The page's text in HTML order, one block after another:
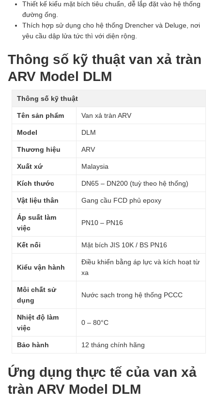
Thiết kế kiểu mặt bích tiêu chuẩn, dễ lắp đặt vào hệ thống
đường ống.
Thích hợp sử dụng cho hệ thống Drencher và Deluge, nơi
yêu cầu dập lửa tức thì với diện rộng.
Thông số kỹ thuật van xả tràn
ARV Model DLM
Thông số kỹ thuật
Tên sản phẩm Van xả tràn ARV
Model DLM
Thương hiệu ARV
Xuất xứ Malaysia
Kích thước DN65 – DN200 (tuỳ theo hệ thống)
Vật liệu thân Gang cầu FCD phủ epoxy
Áp suất làm
việc
PN10 – PN16
Kết nối Mặt bích JIS 10K / BS PN16
Kiểu vận hành
Điều khiển bằng áp lực và kích hoạt từ
xa
Môi chất sử
dụng
Nước sạch trong hệ thống PCCC
Nhiệt độ làm
việc
0 – 80°C
Bảo hành 12 tháng chính hãng
Ứng dụng thực tế của van xả
tràn ARV Model DLM